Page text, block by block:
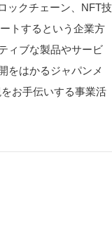
ックチェーン、NFT技
トするという企業方
ィブな製品やサービ
をはかるジャパンメ
お手伝いする事業活